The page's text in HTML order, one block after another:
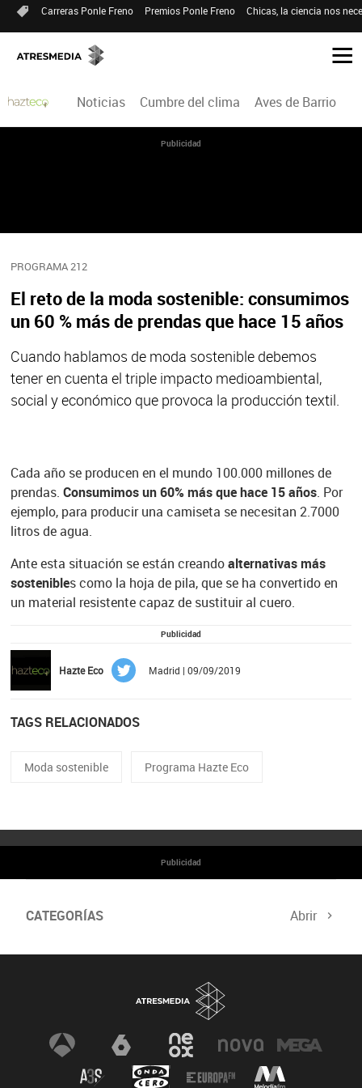
Carreras Ponle Freno Premios Ponle Freno Chicas, la ciencia nos
Noticias Cumbre del clima Aves de Barrio
Publicidad
PROGRAMA 212
El reto de la moda sostenible: consumimos
un 60 % más de prendas que hace 15 años
Cuando hablamos de moda sostenible debemos
tener en cuenta el triple impacto medioambiental,
social y económico que provoca la producción textil.
Cada año se producen en el mundo 100.000 millones de
prendas. Consumimos un 60% más que hace 15 años. Por
ejemplo, para producir una camiseta se necesitan 2.7000
litros de agua.
Ante esta situación se están creandoalternativas más
sostenibles como la hoja de pila, que se ha convertido en
un material resistente capaz de sustituir al cuero.
Publicidad
Hazte Eco Madrid | 09/09/2019
TAGS RELACIONADOS
Moda sostenible Programa Hazte Eco
Publicidad
CATEGORÍAS Abrir
Cumbre del Clima Programa Hazte Eco
Consejos